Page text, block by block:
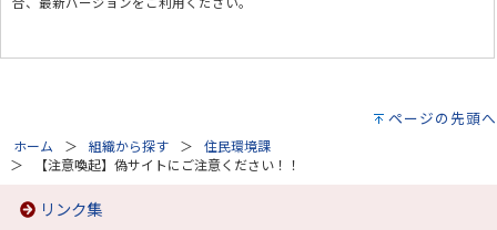
合、最新バージョンをご利用ください。
ページの先頭へ
ホーム 組織から探す
住民環境課
【注意喚起】偽サイトにご注意ください！！
リンク集